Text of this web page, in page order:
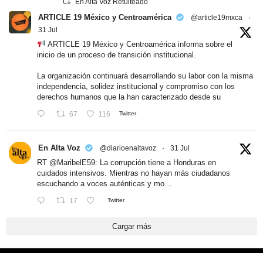
En Alta Voz Retuiteado
ARTICLE 19 México y Centroamérica @article19mxca
·
31 Jul
ARTICLE 19 México y Centroamérica informa sobre el
inicio de un proceso de transición institucional.
La organización continuará desarrollando su labor con la misma
independencia, solidez institucional y compromiso con los
derechos humanos que la han caracterizado desde su
67 116 Twitter
En Alta Voz @diarioenaltavoz · 31 Jul
RT @MaribelE59: La corrupción tiene a Honduras en
cuidados intensivos. Mientras no hayan más ciudadanos
escuchando a voces auténticas y mo…
17 Twitter
Cargar más